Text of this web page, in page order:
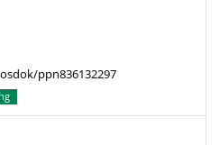
ppn836132297